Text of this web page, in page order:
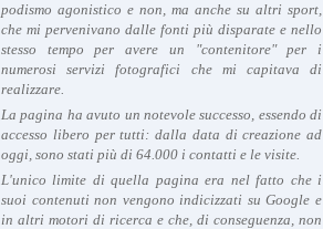
podismo agonistico e non, ma anche su altri sport,
che mi pervenivano dalle fonti più disparate e nello
stesso tempo per avere un "contenitore" per i
numerosi servizi fotografici che mi capitava di
realizzare.
La pagina ha avuto un notevole successo, essendo di
accesso libero per tutti: dalla data di creazione ad
oggi, sono stati più di 64.000 i contatti e le visite.
L'unico limite di quella pagina era nel fatto che i
suoi contenuti non vengono indicizzati su Google e
in altri motori di ricerca e che, di conseguenza, non